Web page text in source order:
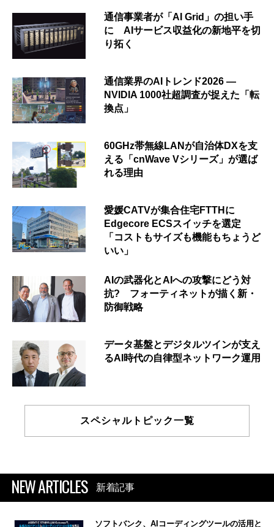
通信事業者が「AI Grid」の担い手
に AIサービス収益化の新地平を切
り拓く
通信業界のAIトレンド2026 ―
NVIDIA 1000社超調査が捉えた「転
換点」
60GHz帯無線LANが自治体DXを支
える「cnWave Vシリーズ」が選ば
れる理由
愛媛CATVが集合住宅FTTHに
Edgecore ECSスイッチを選定
「コストもサイズも機能もちょうど
いい」
AIの武器化とAIへの攻撃にどう対
抗? フォーティネットが描く新・
防御戦略
データ基盤とデジタルツインが支え
るAI時代の自律型ネットワーク運用
スペシャルトピック一覧
NEW ARTICLES 新着記事
ソフトバンク、AIコーディングツールの活用と